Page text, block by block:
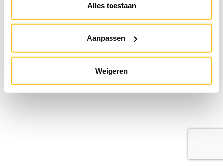
instellingen te allen tijde aanpassen via de link onderaan
de website.
Alles toestaan
Aanpassen
Weigeren